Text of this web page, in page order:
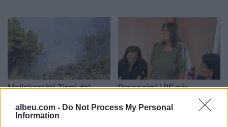
albeu.com - Do Not Process My Personal
Information
Traumës në Tiranë
duke e dëgjuar njëri-
tjetrin, por pa e parë
Mallakastër/ Zjarri del
masivin pyjor të Drenijës!
Pas Ngrëçanit, pritet
Propozimi i PS për
shkrirjen e Bashkisë Klos/
Flet kryebashkiakja